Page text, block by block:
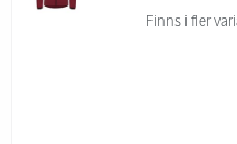
Finns i fler